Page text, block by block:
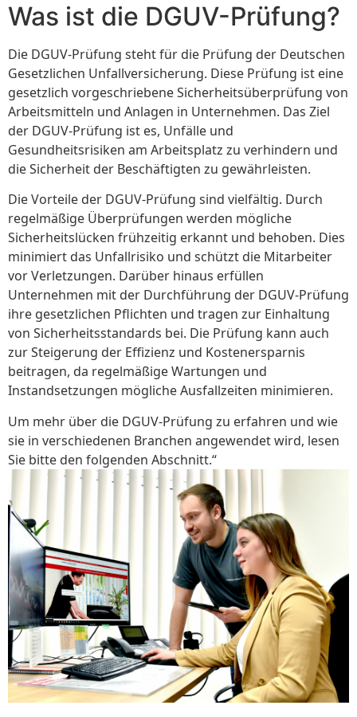
Was ist die DGUV-Prüfung?
Die DGUV-Prüfung steht für die Prüfung der Deutschen
Gesetzlichen Unfallversicherung. Diese Prüfung ist eine
gesetzlich vorgeschriebene Sicherheitsüberprüfung von
Arbeitsmitteln und Anlagen in Unternehmen. Das Ziel
der DGUV-Prüfung ist es, Unfälle und
Gesundheitsrisiken am Arbeitsplatz zu verhindern und
die Sicherheit der Beschäftigten zu gewährleisten.
Die Vorteile der DGUV-Prüfung sind vielfältig. Durch
regelmäßige Überprüfungen werden mögliche
Sicherheitslücken frühzeitig erkannt und behoben. Dies
minimiert das Unfallrisiko und schützt die Mitarbeiter
vor Verletzungen. Darüber hinaus erfüllen
Unternehmen mit der Durchführung der DGUV-Prüfung
ihre gesetzlichen Pflichten und tragen zur Einhaltung
von Sicherheitsstandards bei. Die Prüfung kann auch
zur Steigerung der Effizienz und Kostenersparnis
beitragen, da regelmäßige Wartungen und
Instandsetzungen mögliche Ausfallzeiten minimieren.
Um mehr über die DGUV-Prüfung zu erfahren und wie
sie in verschiedenen Branchen angewendet wird, lesen
Sie bitte den folgenden Abschnitt.“